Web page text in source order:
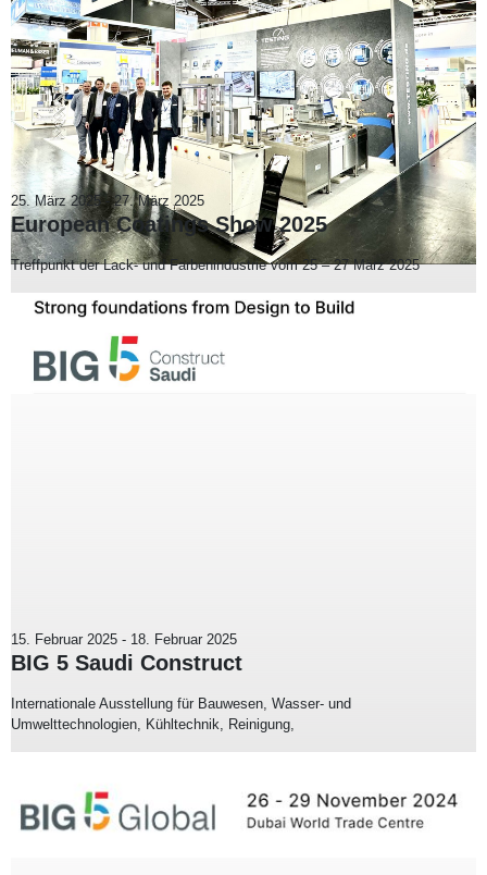
25. März 2025-27. März 2025
European Coatings Show 2025
Treffpunkt der Lack- und Farbenindustrie vom 25 – 27 März 2025
15. Februar 2025 - 18. Februar 2025
BIG 5 Saudi Construct
Internationale Ausstellung für Bauwesen, Wasser- und
Umwelttechnologien, Kühltechnik, Reinigung,